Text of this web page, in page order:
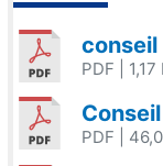
PDF |
PDF |